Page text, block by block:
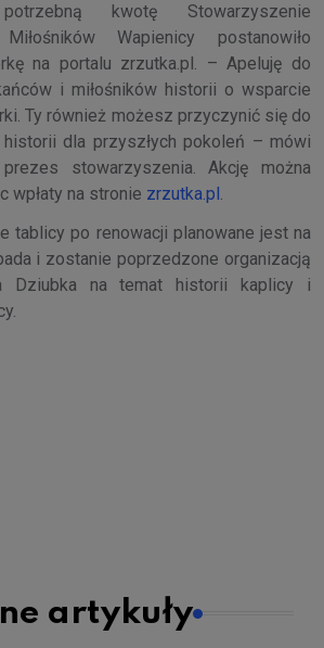
kwotę Stowarzyszenie
Wapienicy postanowiło
na portalu zrzutka.pl. – Apeluję do
i miłośników historii o wsparcie
Ty również możesz przyczynić się do
historii dla przyszłych pokoleń – mówi
stowarzyszenia. Akcję można
wpłaty na stronie zrzutka.pl.
tablicy po renowacji planowane jest na
i zostanie poprzedzone organizacją
Dziubka na temat historii kaplicy i
artykuły